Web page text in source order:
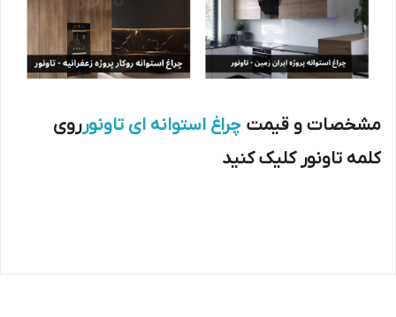
مشخصات و قیمت چراغ استوانه ای تاونورروی
کلمه تاونور کلیک کنید